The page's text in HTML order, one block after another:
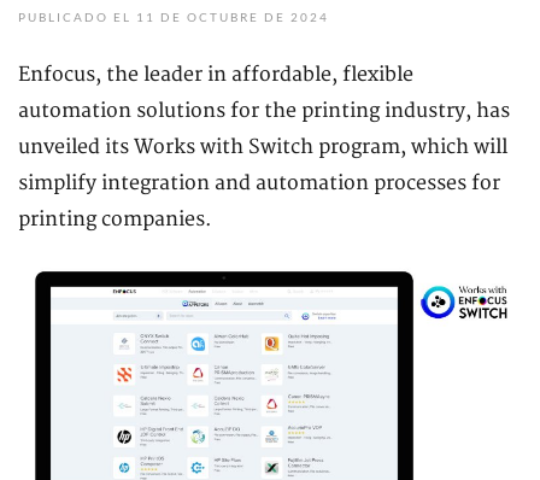
PUBLICADO EL 11 DE OCTUBRE DE 2024
Enfocus, the leader in affordable, flexible
automation solutions for the printing industry, has
unveiled its Works with Switch program, which will
simplify integration and automation processes for
printing companies.